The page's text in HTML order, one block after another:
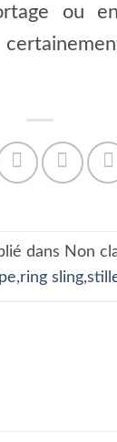
ou
dans Non
,ring sling,